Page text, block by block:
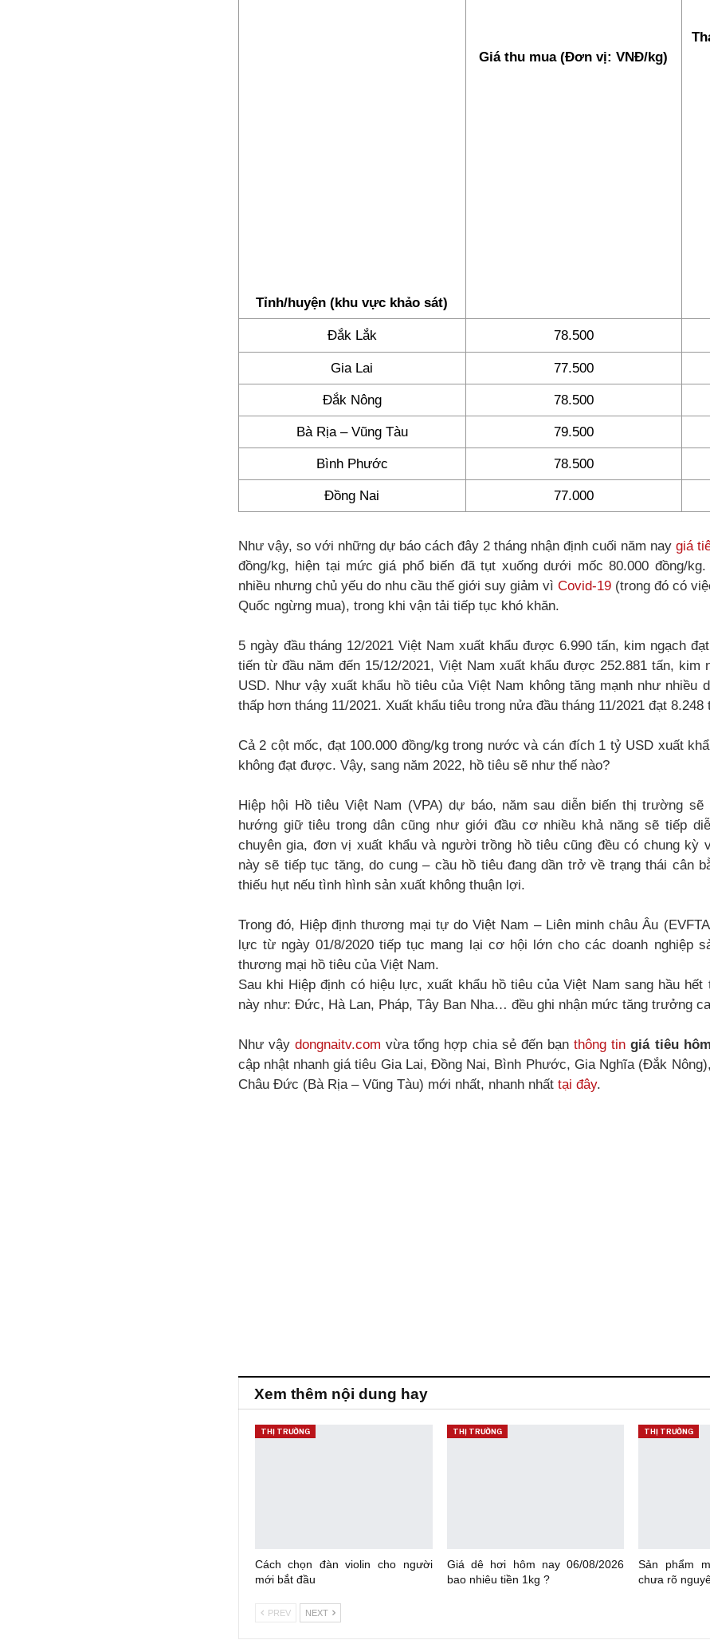
Tỉnh/huyện (khu vực khảo sát)
Giá thu mua (Đơn vị: VNĐ/kg)
Đắk Lắk 78.500
Gia Lai 77.500
Đắk Nông 78.500
Bà Rịa – Vũng Tàu 79.500
Bình Phước 78.500
Đồng Nai 77.000
Như vậy, so với những dự báo cách đây 2 tháng nhận định cuối năm naygiá
đồng/kg, hiện tại mức giá phổ biến đã tụt xuống dưới mốc 80.000 đồng/
nhiều nhưng chủ yếu do nhu cầu thế giới suy giảm vìCovid-19 (trong đó có
Quốc ngừng mua), trong khi vận tải tiếp tục khó khăn.
5 ngày đầu tháng 12/2021 Việt Nam xuất khẩu được 6.990 tấn, kim ngạch
tiến từ đầu năm đến 15/12/2021, Việt Nam xuất khẩu được 252.881 tấn, kim
USD. Như vậy xuất khẩu hồ tiêu của Việt Nam không tăng mạnh như nhiều
thấp hơn tháng 11/2021. Xuất khẩu tiêu trong nửa đầu tháng 11/2021 đạt 8.248
Cả 2 cột mốc, đạt 100.000 đồng/kg trong nước và cán đích 1 tỷ USD xuất
không đạt được. Vậy, sang năm 2022, hồ tiêu sẽ như thế nào?
Hiệp hội Hồ tiêu Việt Nam (VPA) dự báo, năm sau diễn biến thị trường
hướng giữ tiêu trong dân cũng như giới đầu cơ nhiều khả năng sẽ tiếp
chuyên gia, đơn vị xuất khẩu và người trồng hồ tiêu cũng đều có chung kỳ
này sẽ tiếp tục tăng, do cung – cầu hồ tiêu đang dần trở về trạng thái cân
thiếu hụt nếu tình hình sản xuất không thuận lợi.
Trong đó, Hiệp định thương mại tự do Việt Nam – Liên minh châu Âu
lực từ ngày 01/8/2020 tiếp tục mang lại cơ hội lớn cho các doanh nghiệp
thương mại hồ tiêu của Việt Nam.
Sau khi Hiệp định có hiệu lực, xuất khẩu hồ tiêu của Việt Nam sang hầu
này như: Đức, Hà Lan, Pháp, Tây Ban Nha… đều ghi nhận mức tăng trưởng
Như vậy dongnaitv.com vừa tổng hợp chia sẻ đến bạnthông tin giá tiêu
cập nhật nhanh giá tiêu Gia Lai, Đồng Nai, Bình Phước, Gia Nghĩa (Đắk
Châu Đức (Bà Rịa – Vũng Tàu) mới nhất, nhanh nhất tại đây.
Xem thêm nội dung hay
THỊ TRƯỜNG
Cách chọn đàn violin cho người
mới bắt đầu
THỊ TRƯỜNG
Giá dê hơi hôm nay 06/08/2026
bao nhiêu tiền 1kg ?
THỊ TRƯỜNG
Sản phẩm
chưa rõ
PREV NEXT